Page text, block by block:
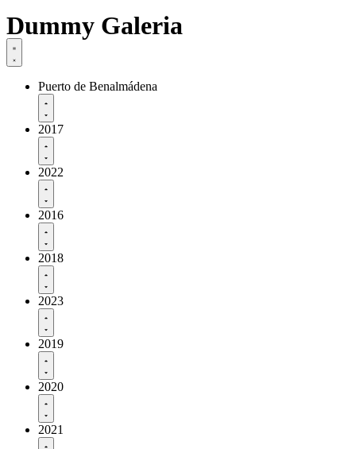
Dummy Galeria
Puerto de Benalmádena
2017
2022
2016
2018
2023
2019
2020
2021